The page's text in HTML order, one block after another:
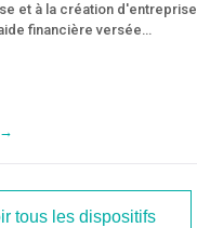
et à la création d'entreprise
financière versée…
tous les dispositifs